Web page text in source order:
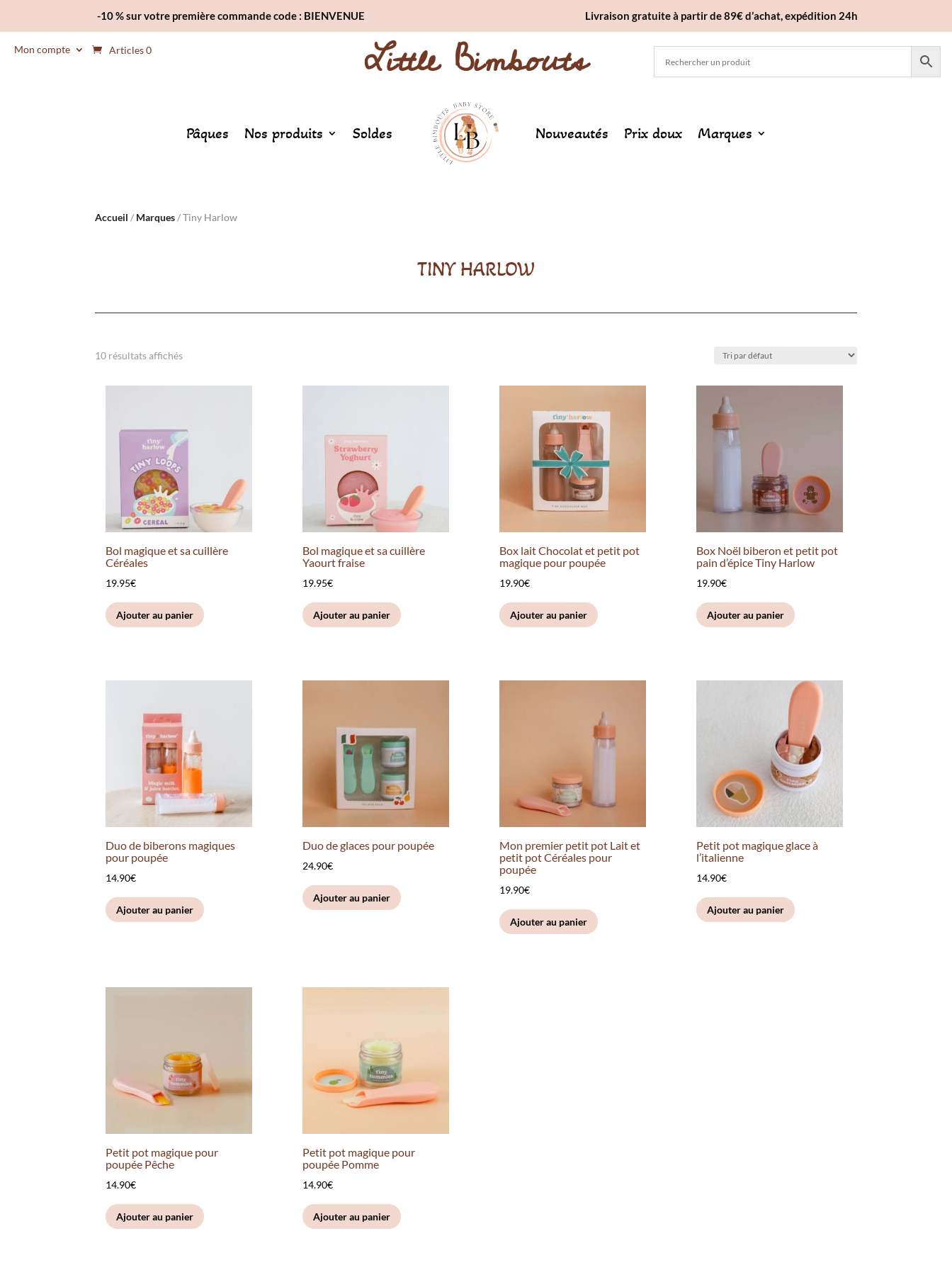
-10 % sur votre première commande code : BIENVENUE Livraison gratuite à partir de 89€ d’achat, expédition 24h
Mon compte Articles 0 Little Bimbouts
Pâques Nos produits Soldes Nouveautés Prix doux Marques
Accueil / Marques/ Tiny Harlow
TINY HARLOW
10 résultats affichés
Bol magique et sa cuillère
Céréales
19.95€
Ajouter au panier
Bol magique et sa cuillère
Yaourt fraise
19.95€
Ajouter au panier
Box lait Chocolat et petit pot
magique pour poupée
19.90€
Ajouter au panier
Box Noël biberon et petit pot
pain d’épice Tiny Harlow
19.90€
Ajouter au panier
Duo de biberons magiques
pour poupée
14.90€
Ajouter au panier
Duo de glaces pour poupée
24.90€
Ajouter au panier
Mon premier petit pot Lait et
petit pot Céréales pour
poupée
19.90€
Ajouter au panier
Petit pot magique glace à
l’italienne
14.90€
Ajouter au panier
Petit pot magique pour
poupée Pêche
14.90€
Ajouter au panier
Petit pot magique pour
poupée Pomme
14.90€
Ajouter au panier